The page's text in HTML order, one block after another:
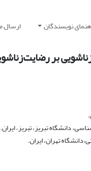
نویسندگان ارسال
بر
دانشگاه تبریز، تبریز، ایران.
تهران، ایران.